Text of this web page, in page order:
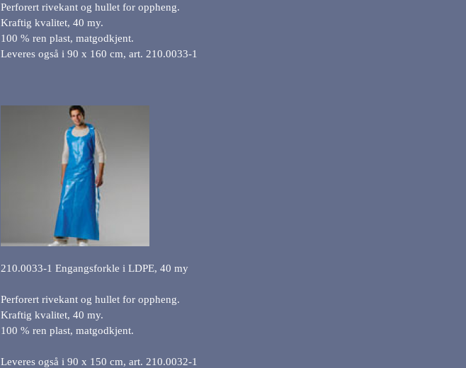
Perforert rivekant og hullet for oppheng.
Kraftig kvalitet, 40 my.
100 % ren plast, matgodkjent.
Leveres også i 90 x 160 cm, art. 210.0033-1
210.0033-1 Engangsforkle i LDPE, 40 my
Perforert rivekant og hullet for oppheng.
Kraftig kvalitet, 40 my.
100 % ren plast, matgodkjent.
Leveres også i 90 x 150 cm, art. 210.0032-1